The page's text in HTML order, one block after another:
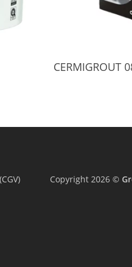
CERMIGROUT
Copyright 2026 ©